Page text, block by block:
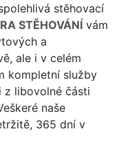
stěhovací
STĚHOVÁNÍ vám
a
ale i v celém
kompletní služby
z libovolné části
naše
365 dní v